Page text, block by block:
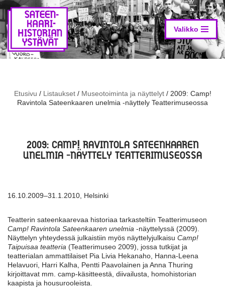
Siirry
suoraan
sisältöön
Valikko
Etusivu / Listaukset/ Museotoiminta ja näyttelyt/ 2009: Camp!
Ravintola Sateenkaaren unelmia -näyttely Teatterimuseossa
2009: CAMP! RAVINTOLA SATEENKAAREN
UNELMIA -NÄYTTELY TEATTERIMUSEOSSA
16.10.2009–31.1.2010, Helsinki
Teatterin sateenkaarevaa historiaa tarkasteltiin Teatterimuseon
Camp! Ravintola Sateenkaaren unelmia -näyttelyssä (2009).
Näyttelyn yhteydessä julkaistiin myös näyttelyjulkaisu Camp!
Taipuisaa teatteria (Teatterimuseo 2009), jossa tutkijat ja
teatterialan ammattilaiset Pia Livia Hekanaho, Hanna-Leena
Helavuori, Harri Kalha, Pentti Paavolainen ja Anna Thuring
kirjoittavat mm. camp-käsitteestä, diivailusta, homohistorian
kaapista ja housurooleista.